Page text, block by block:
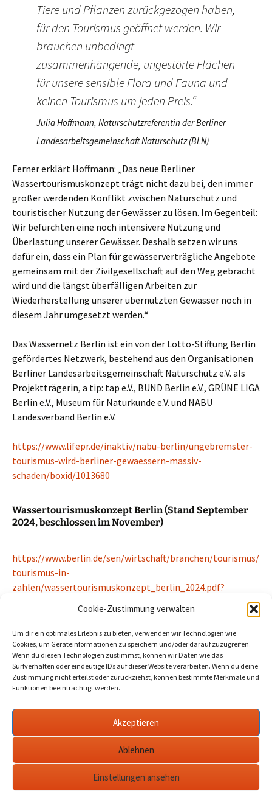
Cookie-Zustimmung verwalten
Um dir ein optimales Erlebnis zu bieten, verwenden wir Technologien wie
Cookies, um Geräteinformationen zu speichern und/oder darauf zuzugreifen.
Wenn du diesen Technologien zustimmst, können wir Daten wie das
Surfverhalten oder eindeutige IDs auf dieser Website verarbeiten. Wenn du deine
Zustimmung nicht erteilst oder zurückziehst, können bestimmte Merkmale und
Funktionen beeinträchtigt werden.
Akzeptieren
Ablehnen
Einstellungen ansehen
Tiere und Pflanzen zurückgezogen haben,
für den Tourismus geöffnet werden. Wir
brauchen unbedingt
zusammenhängende, ungestörte Flächen
für unsere sensible Flora und Fauna und
keinen Tourismus um jeden Preis.“
Julia Hoffmann, Naturschutzreferentin der Berliner
Landesarbeitsgemeinschaft Naturschutz (BLN)
Ferner erklärt Hoffmann: „Das neue Berliner
Wassertourismuskonzept trägt nicht dazu bei, den immer
größer werdenden Konflikt zwischen Naturschutz und
touristischer Nutzung der Gewässer zu lösen. Im Gegenteil:
Wir befürchten eine noch intensivere Nutzung und
Überlastung unserer Gewässer. Deshalb setzen wir uns
dafür ein, dass ein Plan für gewässerverträgliche Angebote
gemeinsam mit der Zivilgesellschaft auf den Weg gebracht
wird und die längst überfälligen Arbeiten zur
Wiederherstellung unserer übernutzten Gewässer noch in
diesem Jahr umgesetzt werden.“
Das Wassernetz Berlin ist ein von der Lotto-Stiftung Berlin
gefördertes Netzwerk, bestehend aus den Organisationen
Berliner Landesarbeitsgemeinschaft Naturschutz e.V. als
Projektträgerin, a tip: tap e.V., BUND Berlin e.V., GRÜNE LIGA
Berlin e.V., Museum für Naturkunde e.V. und NABU
Landesverband Berlin e.V.
https://www.lifepr.de/inaktiv/nabu-berlin/ungebremster-
tourismus-wird-berliner-gewaessern-massiv-
schaden/boxid/1013680
Wassertourismuskonzept Berlin (Stand September
2024, beschlossen im November)
https://www.berlin.de/sen/wirtschaft/branchen/tourismus/
tourismus-in-
zahlen/wassertourismuskonzept_berlin_2024.pdf?
Beitragszähler (seit 02/03/2026, ohne Bots, Inkognito-Leser und
Cookie-Ablehner):12
Beitragsnavigation
←Wachstum braucht Akzeptanz der Bürger: IHK-
Studie Wassertourismus in Berlin und Brandenburg
Trauer, Talk & Tast-Tiraden: Pressesch(l)au Werder